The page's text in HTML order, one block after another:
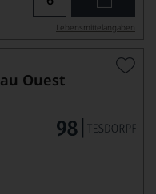
Lebensmittel­angaben
Ouest